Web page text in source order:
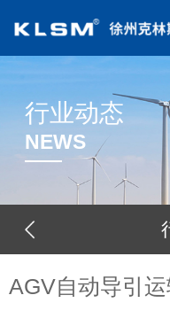
行业动态
NEWS
AGV自动导引